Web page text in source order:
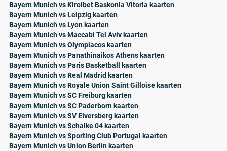
Bayern Munich vs Kirolbet Baskonia Vitoria kaarten
Bayern Munich vs Leipzig kaarten
Bayern Munich vs Lyon kaarten
Bayern Munich vs Maccabi Tel Aviv kaarten
Bayern Munich vs Olympiacos kaarten
Bayern Munich vs Panathinaikos Athens kaarten
Bayern Munich vs Paris Basketball kaarten
Bayern Munich vs Real Madrid kaarten
Bayern Munich vs Royale Union Saint Gilloise kaarten
Bayern Munich vs SC Freiburg kaarten
Bayern Munich vs SC Paderborn kaarten
Bayern Munich vs SV Elversberg kaarten
Bayern Munich vs Schalke 04 kaarten
Bayern Munich vs Sporting Club Portugal kaarten
Bayern Munich vs Union Berlin kaarten